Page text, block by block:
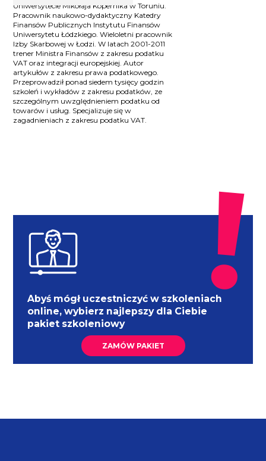
Uniwersytecie Mikołaja Kopernika w Toruniu.
Pracownik naukowo-dydaktyczny Katedry
Finansów Publicznych Instytutu Finansów
Uniwersytetu Łódzkiego. Wieloletni pracownik
Izby Skarbowej w Łodzi. W latach 2001-2011
trener Ministra Finansów z zakresu podatku
VAT oraz integracji europejskiej. Autor
artykułów z zakresu prawa podatkowego.
Przeprowadził ponad siedem tysięcy godzin
szkoleń i wykładów z zakresu podatków, ze
szczególnym uwzględnieniem podatku od
towarów i usług. Specjalizuje się w
zagadnieniach z zakresu podatku VAT.
Abyś mógł uczestniczyć w szkoleniach
online, wybierz najlepszy dla Ciebie
pakiet szkoleniowy
ZAMÓW PAKIET